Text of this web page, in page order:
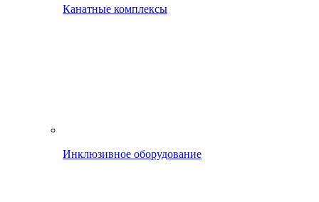
Канатные комплексы
Инклюзивное оборудование